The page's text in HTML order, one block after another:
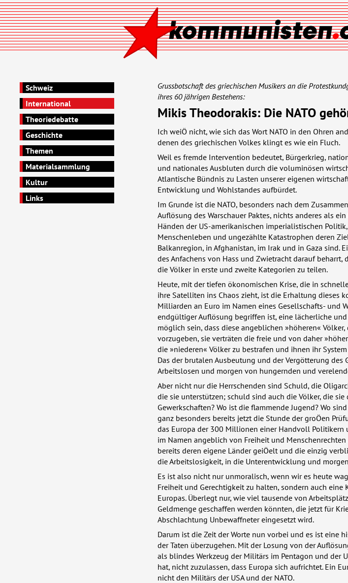
Schweiz
International
Theoriedebatte
Geschichte
Themen
Materialsammlung
Kultur
Links
Grussbotschaft des griechischen Musikers an die
ihres 60 jährigen Bestehens:
Mikis Theodorakis: Die NATO
Ich weiÖ nicht, wie sich das Wort NATO in den Ohren
denen des griechischen Volkes klingt es wie ein Fluch.
Weil es fremde Intervention bedeutet, Bürgerkrieg,
und nationales Ausbluten durch die voluminösen
Atlantische Bündnis zu Lasten unserer eigenen
Entwicklung und Wohlstandes aufbürdet.
Im Grunde ist die NATO, besonders nach dem
Auflösung des Warschauer Paktes, nichts anderes als
Händen der US-amerikanischen imperialistischen
Menschenleben und ungezählte Katastrophen deren
Balkanregion, in Afghanistan, im Irak und in Gaza sind.
des Anfachens von Hass und Zwietracht darauf
die Völker in erste und zweite Kategorien zu teilen.
Heute, mit der tiefen ökonomischen Krise, die in
ihre Satelliten ins Chaos zieht, ist die Erhaltung dieses
Milliarden an Euro im Namen eines Gesellschafts- und
endgültiger Auflösung begriffen ist, eine lächerliche
möglich sein, dass diese angeblichen »höheren« Völker,
vorzugeben, sie verträten die freie und von daher
die »niederen« Völker zu bestrafen und ihnen ihr
Das der brutalen Ausbeutung und der Vergötterung des
Arbeitslosen und morgen von hungernden und
Aber nicht nur die Herrschenden sind Schuld, die
die sie unterstützen; schuld sind auch die Völker, die
Gewerkschaften? Wo ist die flammende Jugend? Wo
ganz besonders bereits jetzt die Stunde der groÖen
das Europa der 300 Millionen einer Handvoll
im Namen angeblich von Freiheit und
bereits deren eigene Länder geiÖelt und die einzig
die Arbeitslosigkeit, in die Unterentwicklung und
Es ist also nicht nur unmoralisch, wenn wir es heute
Freiheit und Gerechtigkeit zu halten, sondern auch eine
Europas. Überlegt nur, wie viel tausende von
Geldmenge geschaffen werden könnten, die jetzt für
Abschlachtung Unbewaffneter eingesetzt wird.
Darum ist die Zeit der Worte nun vorbei und es ist eine
der Taten überzugehen. Mit der Losung von der
als blindes Werkzeug der Militärs im Pentagon und der
hat, nicht zuzulassen, dass Europa sich aufrichtet. Ein
nicht den Militärs der USAund der NATO.